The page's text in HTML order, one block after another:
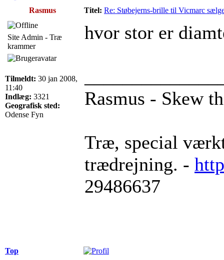
Rasmus
Titel: Re: Støbejerns-brille til Vicmarc
Site Admin - Træ
krammer
Tilmeldt: 30 jan 2008,
11:40
Indlæg: 3321
Geografisk sted:
Odense Fyn
hvor stor er
Rasmus - Skew
Træ, special
trædrejning. -
29486637
Top